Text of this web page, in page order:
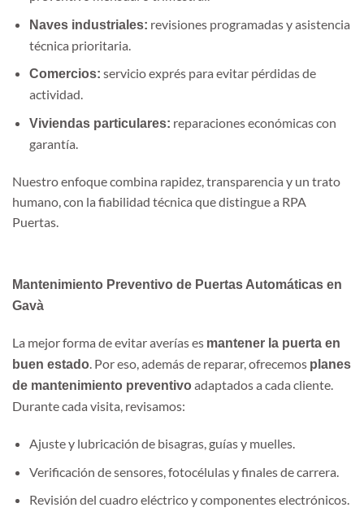
Naves industriales: revisiones programadas y asistencia
técnica prioritaria.
Comercios: servicio exprés para evitar pérdidas de
actividad.
Viviendas particulares: reparaciones económicas con
garantía.
Nuestro enfoque combina rapidez, transparencia y un trato
humano, con la fiabilidad técnica que distingue a RPA
Puertas.
Mantenimiento Preventivo de Puertas Automáticas en
Gavà
La mejor forma de evitar averías es mantener la puerta en
buen estado. Por eso, además de reparar, ofrecemos planes
de mantenimiento preventivoadaptados a cada cliente.
Durante cada visita, revisamos:
Ajuste y lubricación de bisagras, guías y muelles.
Verificación de sensores, fotocélulas y finales de carrera.
Revisión del cuadro eléctrico y componentes electrónicos.